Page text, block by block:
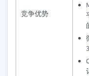
竞争优势